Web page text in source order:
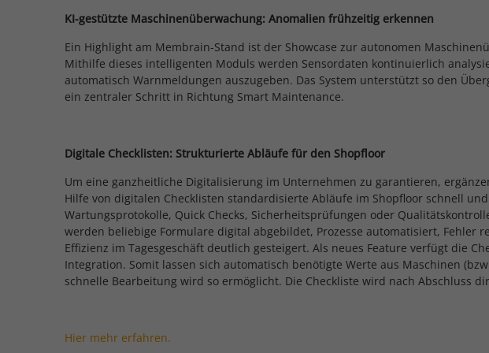
KI-gestützte Maschinenüberwachung: Anomalien frühzeitig erkennen
Ein Highlight am Membrain-Stand ist der Showcase zur autonomen
Mithilfe dieses intelligenten Moduls werden Sensordaten kontinuierlich
automatisch Warnmeldungen auszugeben. Das System unterstützt so den
ein zentraler Schritt in Richtung Smart Maintenance.
Digitale Checklisten: Strukturierte Abläufe für den Shopfloor
Um eine ganzheitliche Digitalisierung im Unternehmen zu garantieren,
Hilfe von digitalen Checklisten standardisierte Abläufe im Shopfloor schnell
Wartungsprotokolle, Quick Checks, Sicherheitsprüfungen oder
werden beliebige Formulare digital abgebildet, Prozesse automatisiert, Fehler
Effizienz im Tagesgeschäft deutlich gesteigert. Als neues Feature verfügt die
Integration. Somit lassen sich automatisch benötigte Werte aus Maschinen
schnelle Bearbeitung wird so ermöglicht. Die Checkliste wird nach Abschluss
Hier mehr erfahren.
Anbieter
Laufzeit 1 Jahr
Anbieter
Laufzeit
Zweck
Behält
Statistik
Name
Zweck
Name
Anbieter
Laufzeit bis zu
Zweck